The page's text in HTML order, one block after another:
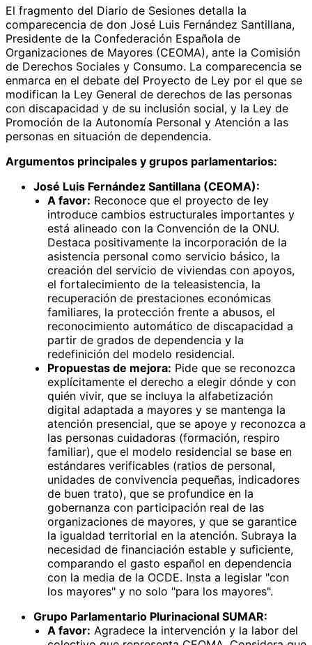
El fragmento del Diario de Sesiones detalla la
comparecencia de don José Luis Fernández Santillana,
Presidente de la Confederación Española de
Organizaciones de Mayores (CEOMA), ante la Comisión
de Derechos Sociales y Consumo. La comparecencia se
enmarca en el debate del Proyecto de Ley por el que se
modifican la Ley General de derechos de las personas
con discapacidad y de su inclusión social, y la Ley de
Promoción de la Autonomía Personal y Atención a las
personas en situación de dependencia.
Argumentos principales y grupos parlamentarios:
José Luis Fernández Santillana (CEOMA):
A favor: Reconoce que el proyecto de ley
introduce cambios estructurales importantes y
está alineado con la Convención de la ONU.
Destaca positivamente la incorporación de la
asistencia personal como servicio básico, la
creación del servicio de viviendas con apoyos,
el fortalecimiento de la teleasistencia, la
recuperación de prestaciones económicas
familiares, la protección frente a abusos, el
reconocimiento automático de discapacidad a
partir de grados de dependencia y la
redefinición del modelo residencial.
Propuestas de mejora: Pide que se reconozca
explícitamente el derecho a elegir dónde y con
quién vivir, que se incluya la alfabetización
digital adaptada a mayores y se mantenga la
atención presencial, que se apoye y reconozca a
las personas cuidadoras (formación, respiro
familiar), que el modelo residencial se base en
estándares verificables (ratios de personal,
unidades de convivencia pequeñas, indicadores
de buen trato), que se profundice en la
gobernanza con participación real de las
organizaciones de mayores, y que se garantice
la igualdad territorial en la atención. Subraya la
necesidad de financiación estable y suficiente,
comparando el gasto español en dependencia
con la media de la OCDE. Insta a legislar "con
los mayores" y no solo "para los mayores".
Grupo Parlamentario Plurinacional SUMAR:
A favor: Agradece la intervención y la labor del